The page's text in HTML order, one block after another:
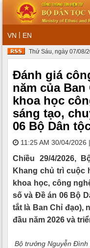
VN | EN
Thứ Sáu, ngày 07/08/
Đánh giá
năm của
khoa học
sáng tạo,
06 Bộ Dân
11:25 AM 30/04/2026 |
Chiều 29/4/2026,
Khang chủ trì cuộc
khoa học, công
số và Đề án 06 Bộ
tắt là Ban Chỉ đạo),
đầu năm 2026 và
Bộ trưởng Nguyễn Đình